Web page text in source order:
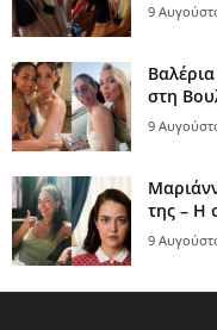
9
στη
9
της – Η
9